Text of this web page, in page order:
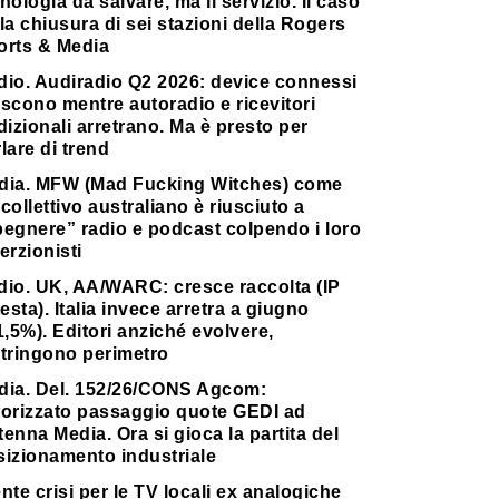
chiusura di sei stazioni della Rogers
& Media
Audiradio Q2 2026: device connessi
mentre autoradio e ricevitori
arretrano. Ma è presto per
di trend
MFW (Mad Fucking Witches) come
australiano è riusciuto a
radio e podcast colpendo i loro
UK, AA/WARC: cresce raccolta (IP
Italia invece arretra a giugno
Editori anziché evolvere,
perimetro
Del. 152/26/CONS Agcom:
passaggio quote GEDI ad
Media. Ora si gioca la partita del
industriale
crisi per le TV locali ex analogiche